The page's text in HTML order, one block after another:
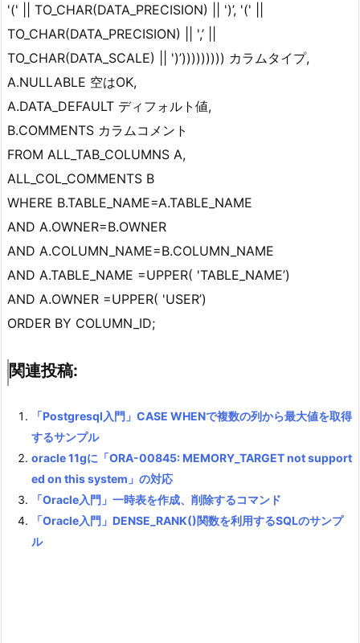
'(' || TO_CHAR(DATA_PRECISION) || ')’, '(' ||
TO_CHAR(DATA_PRECISION) || ',’ ||
TO_CHAR(DATA_SCALE) || ')’))))))))) カラムタイプ,
A.NULLABLE 空はOK,
A.DATA_DEFAULT ディフォルト値,
B.COMMENTS カラムコメント
FROM ALL_TAB_COLUMNS A,
ALL_COL_COMMENTS B
WHERE B.TABLE_NAME=A.TABLE_NAME
AND A.OWNER=B.OWNER
AND A.COLUMN_NAME=B.COLUMN_NAME
AND A.TABLE_NAME =UPPER( 'TABLE_NAME’)
AND A.OWNER =UPPER( 'USER’)
ORDER BY COLUMN_ID;
関連投稿:
「Postgresql入門」CASE WHENで複数の列から最大値を取得
するサンプル
oracle 11gに「ORA-00845: MEMORY_TARGET not support
ed on this system」の対応
「Oracle入門」一時表を作成、削除するコマンド
「Oracle入門」DENSE_RANK()関数を利用するSQLのサンプ
ル